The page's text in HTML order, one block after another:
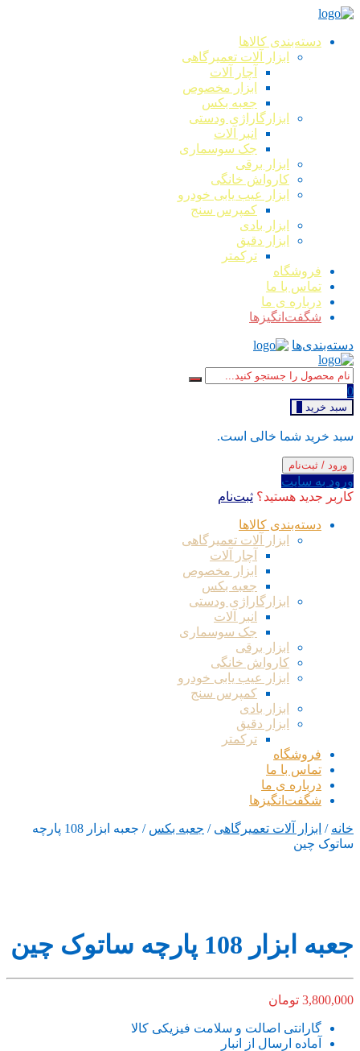
دسته‌بندی کالاها
ابزار آلات تعمیرگاهی
آچار آلات
ابزار مخصوص
جعبه بکس
ابزارگاراژی ودستی
انبر آلات
جک سوسماری
ابزار برقی
کارواش خانگی
ابزار عیب یابی خودرو
کمپرس سنج
ابزار بادی
ابزار دقیق
ترکمتر
فروشگاه
تماس با ما
درباره ی ما
شگفت‌انگیزها
دسته‌بندی‌ها
0
سبد خرید
سبد خرید شما خالی است.
ورود / ثبت‌نام
ورود به سایت
کاربر جدید هستید؟ ثبت‌نام
دسته‌بندی کالاها
ابزار آلات تعمیرگاهی
آچار آلات
ابزار مخصوص
جعبه بکس
ابزارگاراژی ودستی
انبر آلات
جک سوسماری
ابزار برقی
کارواش خانگی
ابزار عیب یابی خودرو
کمپرس سنج
ابزار بادی
ابزار دقیق
ترکمتر
فروشگاه
تماس با ما
درباره ی ما
شگفت‌انگیزها
خانه / ابزار آلات تعمیرگاهی / جعبه بکس
/ جعبه ابزار 108 پارچه
ساتوک چین
جعبه ابزار 108 پارچه ساتوک چین
3,800,000 تومان
گارانتی اصالت و سلامت فیزیکی کالا
آماده ارسال از انبار